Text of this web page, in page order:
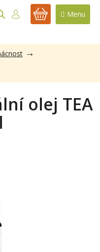
NÁKUPNÍ
olej TEA